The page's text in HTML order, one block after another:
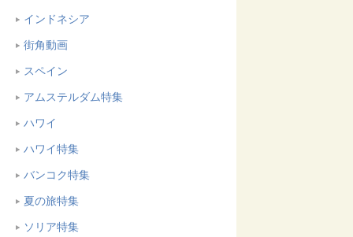
インドネシア
街角動画
スペイン
アムステルダム特集
ハワイ
ハワイ特集
バンコク特集
夏の旅特集
ソリア特集